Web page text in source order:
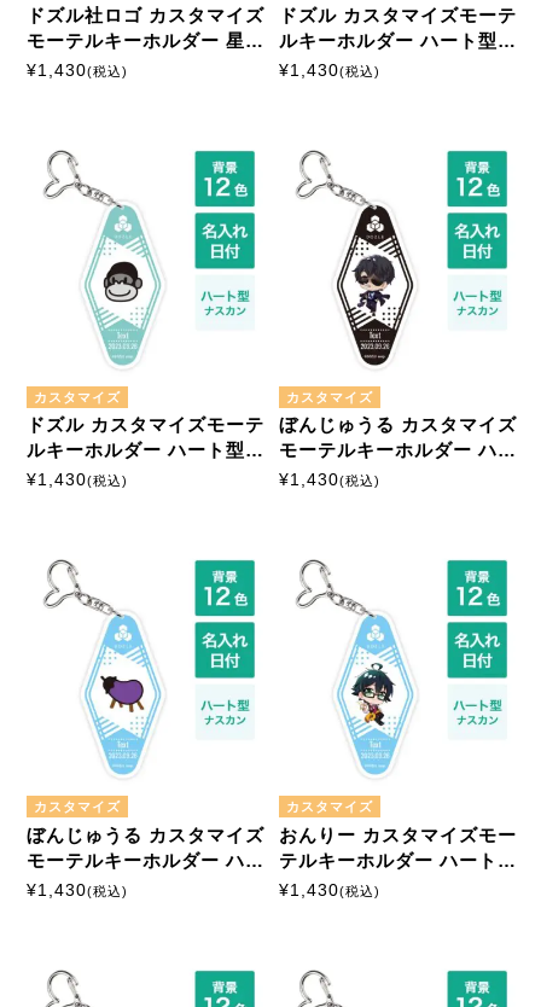
ドズル社ロゴ カスタマイズ
モーテルキーホルダー 星形
ナスカン
¥1,430(税込)
ドズル カスタマイズモーテ
ルキーホルダー ハート型ナ
スカン
¥1,430(税込)
カスタマイズ
ドズル カスタマイズモーテ
ルキーホルダー ハート型ナ
スカン
¥1,430(税込)
カスタマイズ
ぼんじゅうる カスタマイズ
モーテルキーホルダー ハー
ト型ナスカン
¥1,430(税込)
カスタマイズ
ぼんじゅうる カスタマイズ
モーテルキーホルダー ハー
ト型ナスカン
¥1,430(税込)
カスタマイズ
おんりー カスタマイズモー
テルキーホルダー ハート型
ナスカン
¥1,430(税込)